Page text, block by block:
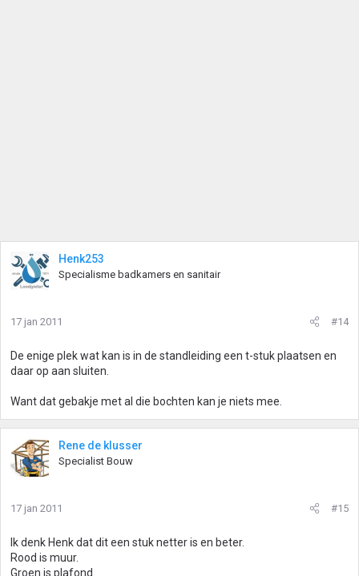
Henk253
Specialisme badkamers en sanitair
17 jan 2011 #14
De enige plek wat kan is in de standleiding een t-stuk plaatsen en
daar op aan sluiten.
Want dat gebakje met al die bochten kan je niets mee.
Rene de klusser
Specialist Bouw
17 jan 2011 #15
Ik denk Henk dat dit een stuk netter is en beter.
Rood is muur.
Groen is plafond.